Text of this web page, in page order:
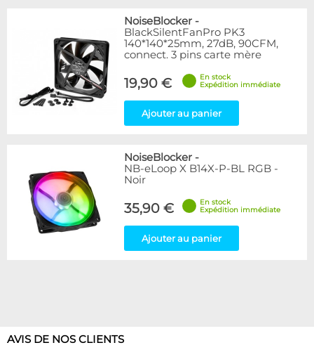
NoiseBlocker -
BlackSilentFanPro PK3
140*140*25mm, 27dB, 90CFM,
connect. 3 pins carte mère
19,90 €
En stock
Expédition immédiate
Ajouter au panier
NoiseBlocker -
NB-eLoop X B14X-P-BL RGB -
Noir
35,90 €
En stock
Expédition immédiate
Ajouter au panier
AVIS DE NOS CLIENTS